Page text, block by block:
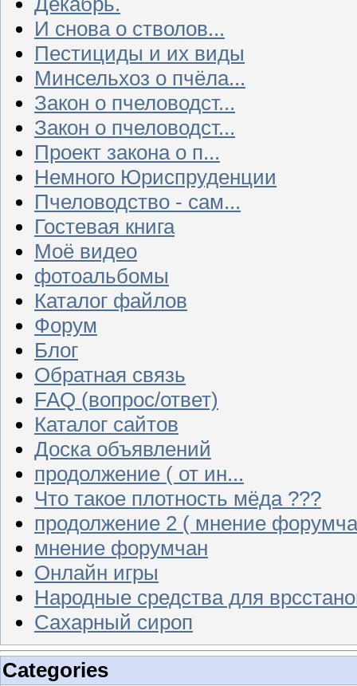
И снова о стволов...
Пестициды и их виды
Минсельхоз о пчёла...
Закон о пчеловодст...
Закон о пчеловодст...
Проект закона о п...
Немного Юриспруденции
Пчеловодство - сам...
Гостевая книга
Моё видео
фотоальбомы
Каталог файлов
Форум
Блог
Обратная связь
FAQ (вопрос/ответ)
Каталог сайтов
Доска объявлений
продолжение ( от ин...
Что такое плотность мёда ???
продолжение 2 ( мнение
мнение форумчан
Онлайн игры
Народные средства для
Сахарный сироп
Categories